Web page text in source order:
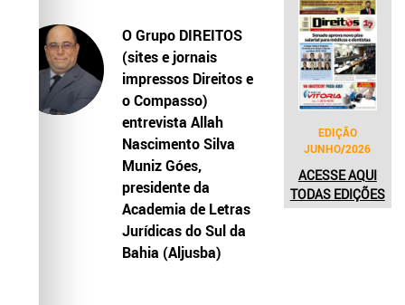
O Grupo DIREITOS
(sites e jornais
impressos Direitos e
o Compasso)
entrevista Allah
Nascimento Silva
Muniz Góes,
presidente da
Academia de Letras
Jurídicas do Sul da
Bahia (Aljusba)
EDIÇÃO
JUNHO/2026
ACESSE AQUI
TODAS EDIÇÕES